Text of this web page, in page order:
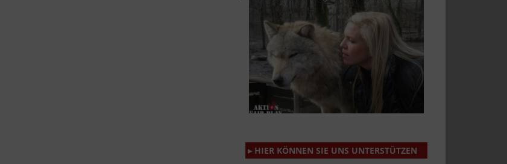
▸ HIER KÖNNEN SIE UNS UNTERSTÜTZEN